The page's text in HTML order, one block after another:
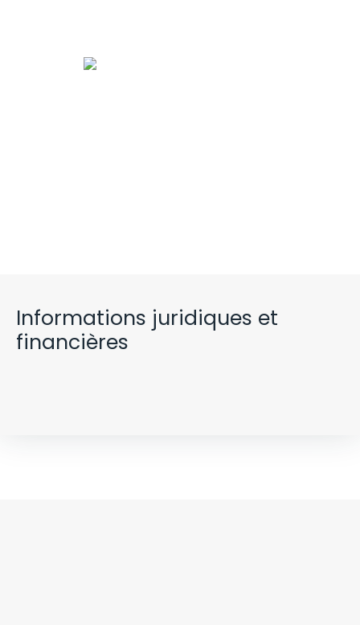
Informations juridiques et
financières